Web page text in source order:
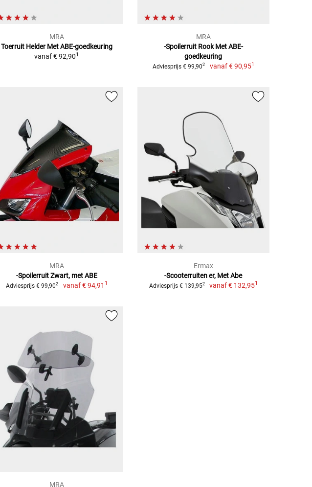
MRA
Toerruit Helder Met ABE-goedkeuring
vanaf€ 92,901
MRA
-Spoilerruit Rook Met ABE-
goedkeuring
Adviesprijs € 99,902 vanaf€ 90,951
MRA
-Spoilerruit Zwart, met ABE
Adviesprijs € 99,902 vanaf€ 94,91 1
Ermax
-Scooterruiten er, Met Abe
Adviesprijs € 139,952 vanaf€ 132,951
MRA